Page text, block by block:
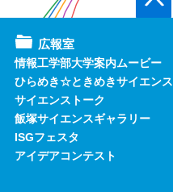
広報室
情報工学部大学案内ムービー
ひらめき☆ときめきサイエンス
サイエンストーク
飯塚サイエンスギャラリー
ISGフェスタ
アイデアコンテスト